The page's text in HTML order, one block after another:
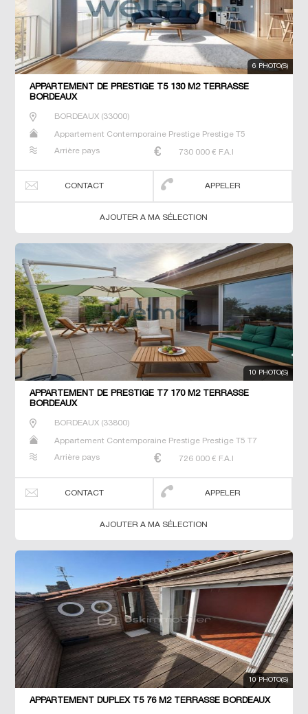
6 PHOTO(S)
APPARTEMENT DE PRESTIGE T5 130 M2 TERRASSE
BORDEAUX
BORDEAUX(33000)
Appartement Contemporaine Prestige Prestige T5
Arrière pays 730 000 € F.A.I
CONTACT APPELER
AJOUTER A MA SÉLECTION
10 PHOTO(S)
APPARTEMENT DE PRESTIGE T7 170 M2 TERRASSE
BORDEAUX
BORDEAUX(33800)
Appartement Contemporaine Prestige Prestige T5 T7
Arrière pays 726 000 € F.A.I
CONTACT APPELER
AJOUTER A MA SÉLECTION
10 PHOTO(S)
APPARTEMENT DUPLEX T5 76 M2 TERRASSE BORDEAUX